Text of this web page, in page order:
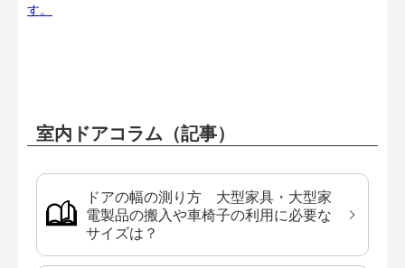
す。
室内ドアコラム（記事）
ドアの幅の測り方 大型家具・大型家
電製品の搬入や車椅子の利用に必要な
サイズは？